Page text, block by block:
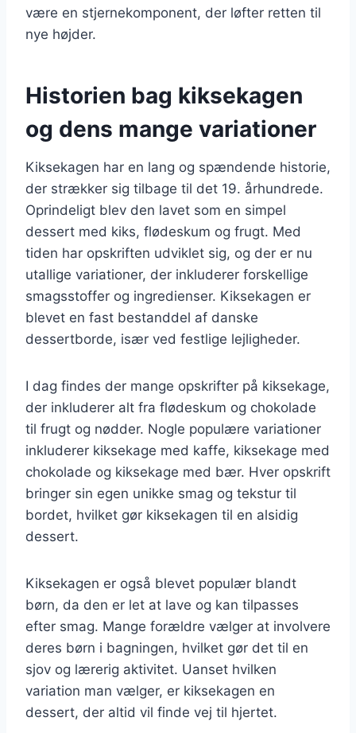
være en stjernekomponent, der løfter retten til
nye højder.
Historien bag kiksekagen
og dens mange variationer
Kiksekagen har en lang og spændende historie,
der strækker sig tilbage til det 19. århundrede.
Oprindeligt blev den lavet som en simpel
dessert med kiks, flødeskum og frugt. Med
tiden har opskriften udviklet sig, og der er nu
utallige variationer, der inkluderer forskellige
smagsstoffer og ingredienser. Kiksekagen er
blevet en fast bestanddel af danske
dessertborde, især ved festlige lejligheder.
I dag findes der mange opskrifter på kiksekage,
der inkluderer alt fra flødeskum og chokolade
til frugt og nødder. Nogle populære variationer
inkluderer kiksekage med kaffe, kiksekage med
chokolade og kiksekage med bær. Hver opskrift
bringer sin egen unikke smag og tekstur til
bordet, hvilket gør kiksekagen til en alsidig
dessert.
Kiksekagen er også blevet populær blandt
børn, da den er let at lave og kan tilpasses
efter smag. Mange forældre vælger at involvere
deres børn i bagningen, hvilket gør det til en
sjov og lærerig aktivitet. Uanset hvilken
variation man vælger, er kiksekagen en
dessert, der altid vil finde vej til hjertet.